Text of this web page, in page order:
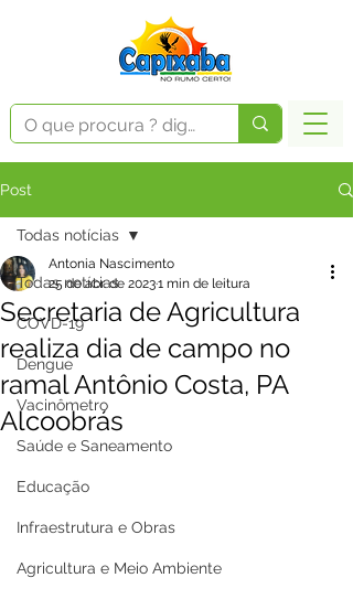
Post
Todas notícias
COVD-19
Dengue
Vacinômetro
Saúde e Saneamento
Educação
Infraestrutura e Obras
Agricultura e Meio Ambiente
Todas notícias
Secretaria de Agricultura
realiza dia de campo no
ramal Antônio Costa, PA
Alcoobrás
Antonia Nascimento
25 de abr. de 20231 min de leitura